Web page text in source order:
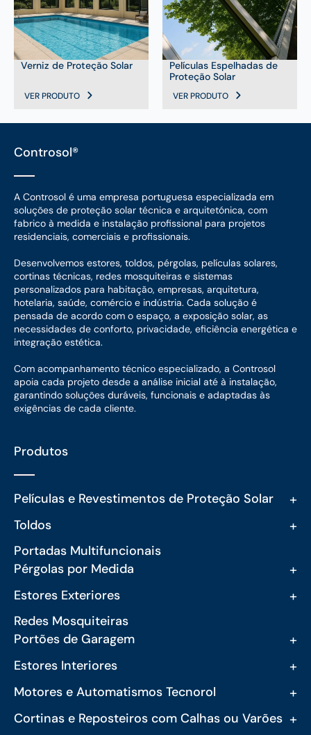
Verniz de Proteção Solar
VER PRODUTO
Películas Espelhadas de
Proteção Solar
VER PRODUTO
Controsol®
A Controsol é uma empresa portuguesa especializada em
soluções de proteção solar técnica e arquitetónica, com
fabrico à medida e instalação profissional para projetos
residenciais, comerciais e profissionais.
Desenvolvemos estores, toldos, pérgolas, películas solares,
cortinas técnicas, redes mosquiteiras e sistemas
personalizados para habitação, empresas, arquitetura,
hotelaria, saúde, comércio e indústria. Cada solução é
pensada de acordo com o espaço, a exposição solar, as
necessidades de conforto, privacidade, eficiência energética e
integração estética.
Com acompanhamento técnico especializado, a Controsol
apoia cada projeto desde a análise inicial até à instalação,
garantindo soluções duráveis, funcionais e adaptadas às
exigências de cada cliente.
Produtos
Películas e Revestimentos de Proteção Solar +
Toldos +
Portadas Multifuncionais
Pérgolas por Medida
+
Estores Exteriores +
Redes Mosquiteiras
Portões de Garagem
+
Estores Interiores +
Motores e Automatismos Tecnorol +
Cortinas e Reposteiros com Calhas ou Varões +